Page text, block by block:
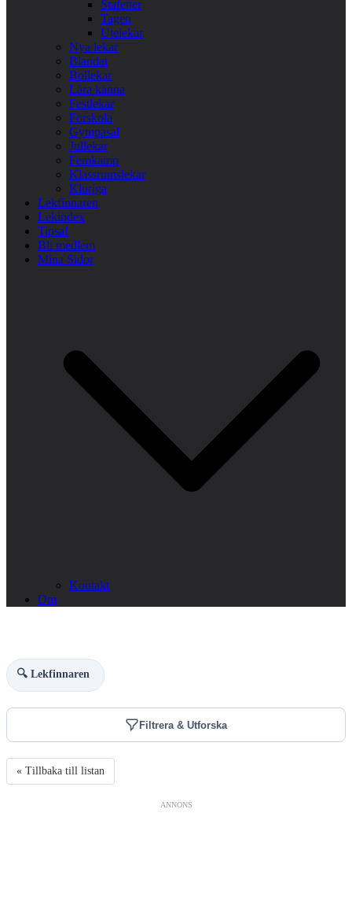
Stafetter
Tagen
Utelekar
Nya lekar
Blandat
Bollekar
Lära känna
Festlekar
Förskola
Gympasal
Jullekar
Femkamp
Klassrumslekar
Kluriga
Lekfinnaren
Lekindex
Tipsa!
Bli medlem
Mina Sidor
Kontakt
Om
🔍 Lekfinnaren
Filtrera & Utforska
« Tillbaka till listan
ANNONS